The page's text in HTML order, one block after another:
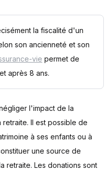
la fiscalité d'un
son ancienneté et son
vie permet de
après 8 ans.
l'impact de la
retraite. Il est possible de
à ses enfants ou à
une source de
retraite. Les donations sont